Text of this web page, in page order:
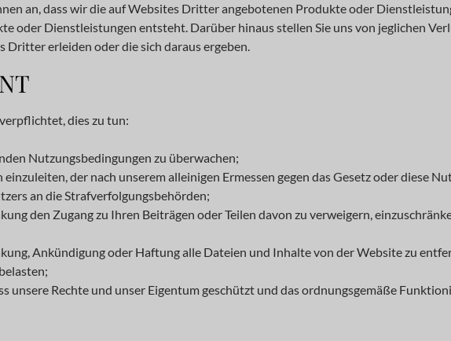
an, dass wir die auf Websites Dritter angebotenen Produkte oder
oder Dienstleistungen entsteht. Darüber hinaus stellen Sie uns von jeglichen
erleiden oder die sich daraus ergeben.
dies zu tun:
Nutzungsbedingungen zu überwachen;
einzuleiten, der nach unserem alleinigen Ermessen gegen das Gesetz oder diese
an die Strafverfolgungsbehörden;
den Zugang zu Ihren Beiträgen oder Teilen davon zu verweigern,
Ankündigung oder Haftung alle Dateien und Inhalte von der Website zu
unsere Rechte und unser Eigentum geschützt und das ordnungsgemäße